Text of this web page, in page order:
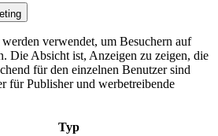
verwendet, um Besuchern auf
Die Absicht ist, Anzeigen zu zeigen, die
für den einzelnen Benutzer sind
für Publisher und werbetreibende
Typ